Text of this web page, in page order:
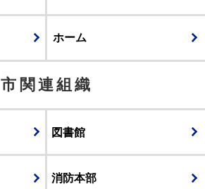
ホーム
市関連組織
図書館
消防本部